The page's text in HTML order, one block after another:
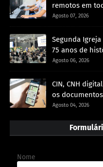
remotos em
Agosto 07, 2026
Segunda
75 anos de
Agosto 06, 2026
CIN, CNH
os
Agosto 04, 2026
Nome